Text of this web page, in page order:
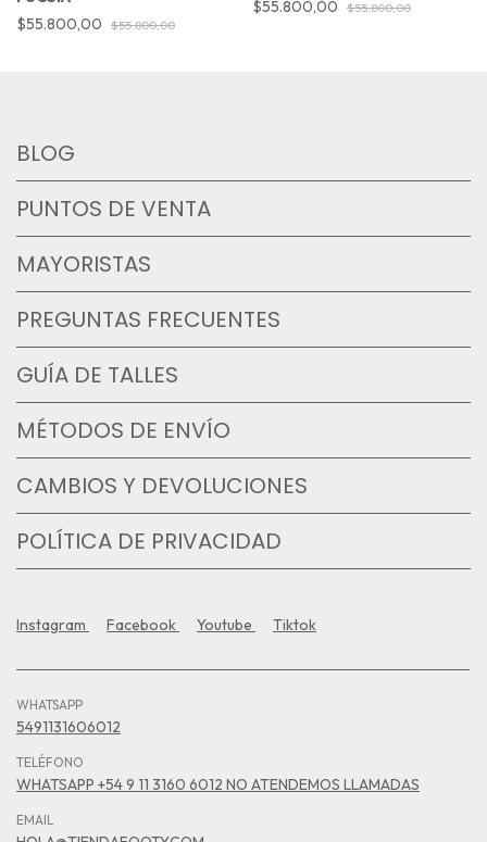
$55.800,00
$55.800,00
$55.800,00
$55.800,00
BLOG
PUNTOS DE VENTA
MAYORISTAS
PREGUNTAS FRECUENTES
GUÍA DE TALLES
MÉTODOS DE ENVÍO
CAMBIOS Y DEVOLUCIONES
POLÍTICA DE PRIVACIDAD
Instagram Facebook Youtube Tiktok
WHATSAPP
5491131606012
TELÉFONO
WHATSAPP +54 9 11 3160 6012 NO ATENDEMOS LLAMADAS
EMAIL